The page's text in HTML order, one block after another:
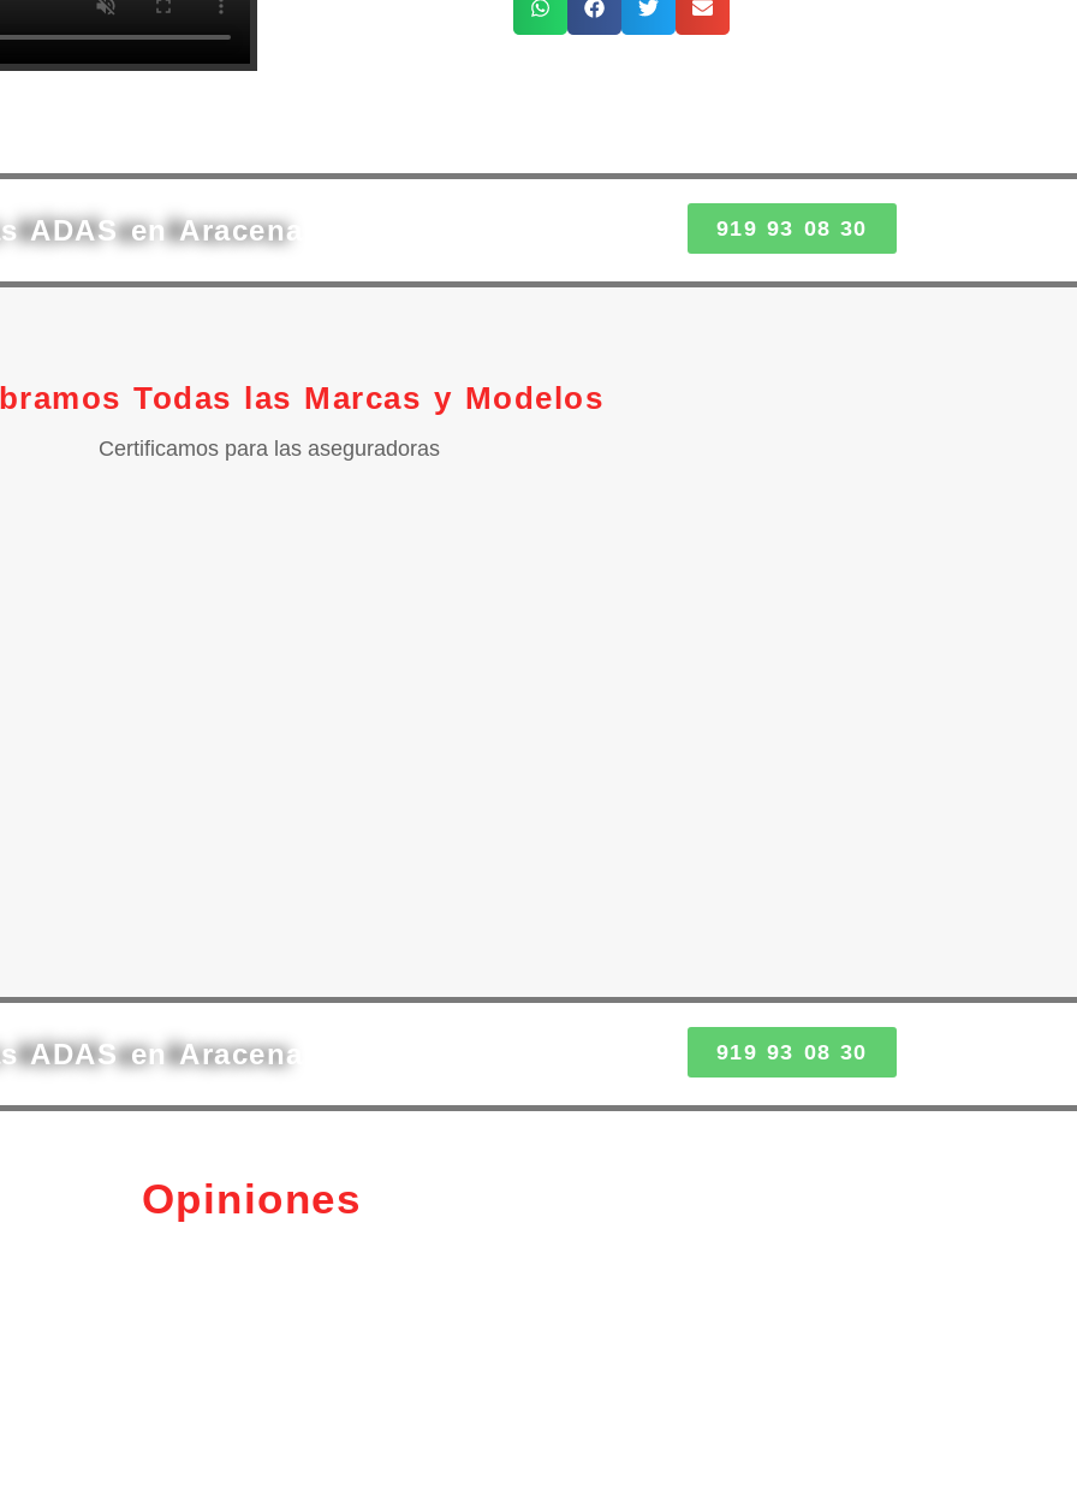
ADAS en Aracena 919 93 08 30
Todas las Marcas y Modelos
Certificamos para las aseguradoras
ADAS en Aracena 919 93 08 30
Opiniones